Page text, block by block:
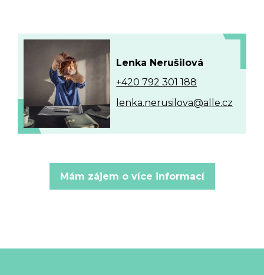
Lenka Nerušilová
+420 792 301 188
lenka.nerusilova@alle.cz
Mám zájem o více informací